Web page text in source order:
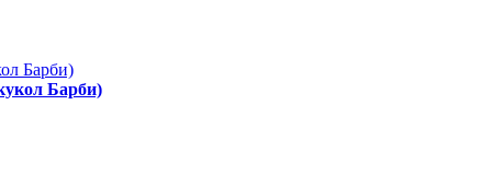
Барби)